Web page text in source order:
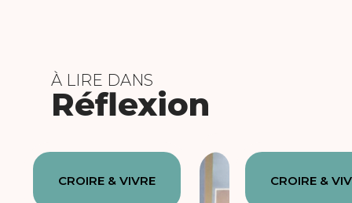
À LIRE DANS
Réflexion
CROIRE & VIVRE CROIRE &